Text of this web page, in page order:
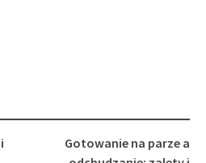
Gotowanie na parze a